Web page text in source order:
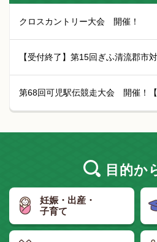
クロスカントリー大会 開催！
【受付終了】第15回ぎふ清流郡市
第68回可児駅伝競走大会 開催！【
目的か
妊娠・出産・
子育て